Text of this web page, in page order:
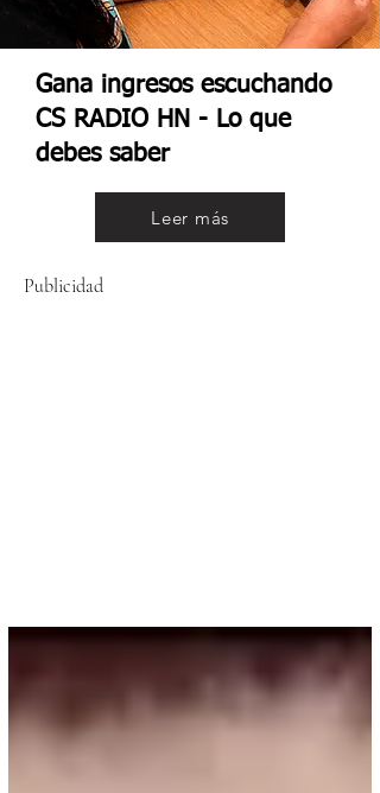
Gana ingresos escuchando
CS RADIO HN - Lo que
debes saber
Leer más
Publicidad